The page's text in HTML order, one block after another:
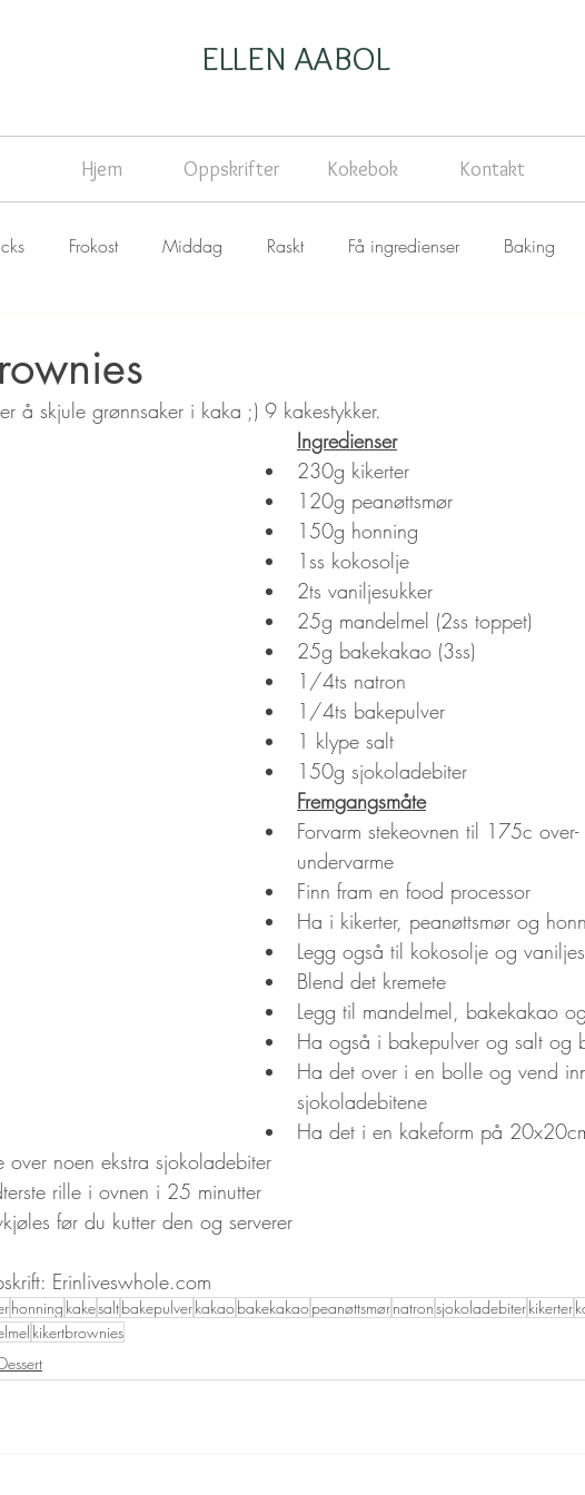
ELLEN AABOL
Frokost Middag Raskt Få ingredienser Baking
å skjule grønnsaker i kaka ;) 9 kakestykker.
Ingredienser
230g kikerter
120g peanøttsmør
150g honning
1ss kokosolje
2ts vaniljesukker
25g mandelmel (2ss toppet)
25g bakekakao (3ss)
1/4ts natron
1/4ts bakepulver
1 klype salt
150g sjokoladebiter
Fremgangsmåte
Forvarm stekeovnen til 175c
undervarme
Finn fram en food processor
Ha i kikerter, peanøttsmør og
Legg også til kokosolje og
Blend det kremete
Legg til mandelmel, bakekakao
Ha også i bakepulver og salt og
Ha det over i en bolle og vend
sjokoladebitene
Ha det i en kakeform på
over noen ekstra sjokoladebiter
rille i ovnen i 25 minutter
før du kutter den og serverer
Erinliveswhole.com
honning kakesaltbakepulverkakao bakekakao peanøttsmørnatronsjokoladebiterkikerter
kikertbrownies
Dessert
Hjem Oppskrifter Kokebok Kontakt